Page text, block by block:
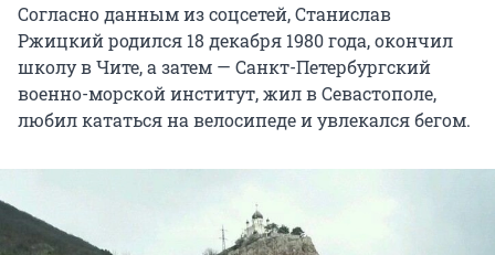
Согласно данным из соцсетей, Станислав
Ржицкий родился 18 декабря 1980 года, окончил
школу в Чите, а затем — Санкт-Петербургский
военно-морской институт, жил в Севастополе,
любил кататься на велосипеде и увлекался бегом.